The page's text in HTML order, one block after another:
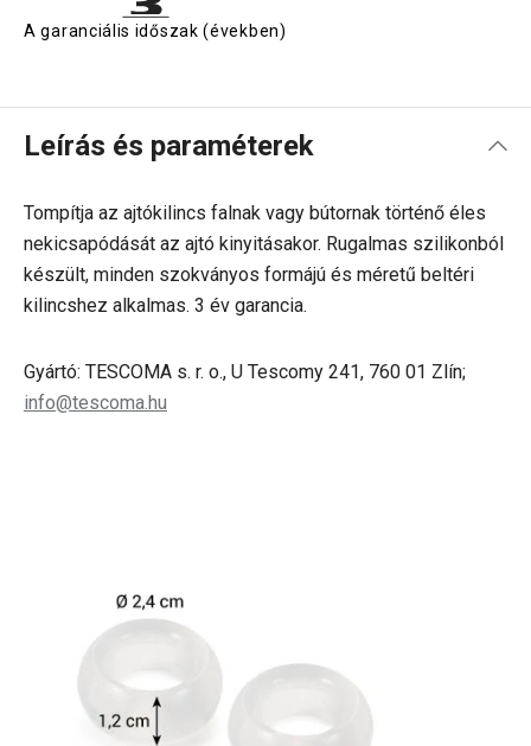
A garanciális időszak (években)
Leírás és paraméterek
Tompítja az ajtókilincs falnak vagy bútornak történő éles
nekicsapódását az ajtó kinyitásakor. Rugalmas szilikonból
készült, minden szokványos formájú és méretű beltéri
kilincshez alkalmas. 3 év garancia.
Gyártó: TESCOMA s. r. o., U Tescomy 241, 760 01 Zlín;
info@tescoma.hu